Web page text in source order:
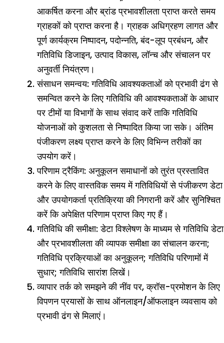
आकर्षित करना और ब्रांड प्रभावशीलता प्राप्त करते समय
ग्राहकों को प्राप्त करना है। ग्राहक अधिग्रहण लागत और
पूर्ण कार्यक्रम निष्पादन, पदोन्नति, बंद-लूप प्रबंधन, और
गतिविधि डिजाइन, उत्पाद विकास, लॉन्च और संचालन पर
अनुवर्ती नियंत्रण।
संसाधन समन्वय: गतिविधि आवश्यकताओं को प्रभावी ढंग से
समन्वित करने के लिए गतिविधि की आवश्यकताओं के आधार
पर टीमों या विभागों के साथ संवाद करें ताकि गतिविधि
योजनाओं को कुशलता से निष्पादित किया जा सके। अंतिम
पंजीकरण लक्ष्य प्राप्त करने के लिए विभिन्न तरीकों का
उपयोग करें।
परिणाम ट्रैकिंग: अनुकूलन समाधानों को तुरंत प्रस्तावित
करने के लिए वास्तविक समय में गतिविधियों से पंजीकरण डेटा
और उपयोगकर्ता प्रतिक्रिया की निगरानी करें और सुनिश्चित
करें कि अपेक्षित परिणाम प्राप्त किए गए हैं।
गतिविधि की समीक्षा: डेटा विश्लेषण के माध्यम से गतिविधि डेटा
और प्रभावशीलता की व्यापक समीक्षा का संचालन करना;
गतिविधि प्रक्रियाओं का अनुकूलन; गतिविधि परिणामों में
सुधार; गतिविधि सारांश लिखें।
व्यापार तर्क को समझने की नींव पर, क्रॉस-प्रमोशन के लिए
विपणन प्रयासों के साथ ऑनलाइन/ऑफलाइन व्यवसाय को
प्रभावी ढंग से मिलाएं।